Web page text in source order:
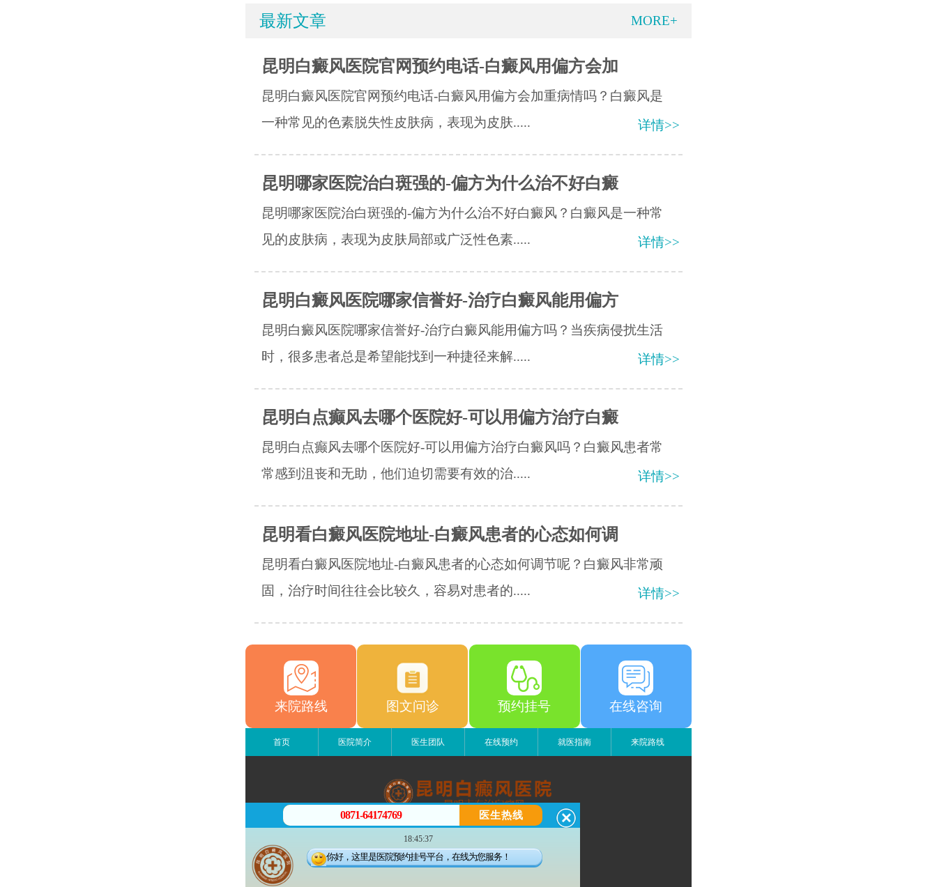
最新文章 MORE+
昆明白癜风医院官网预约电话-白癜风用偏方会加
昆明白癜风医院官网预约电话-白癜风用偏方会加重病情吗？白癜风是
一种常见的色素脱失性皮肤病，表现为皮肤.....
详情>>
昆明哪家医院治白斑强的-偏方为什么治不好白癜
昆明哪家医院治白斑强的-偏方为什么治不好白癜风？白癜风是一种常
见的皮肤病，表现为皮肤局部或广泛性色素.....
详情>>
昆明白癜风医院哪家信誉好-治疗白癜风能用偏方
昆明白癜风医院哪家信誉好-治疗白癜风能用偏方吗？当疾病侵扰生活
时，很多患者总是希望能找到一种捷径来解.....
详情>>
昆明白点癫风去哪个医院好-可以用偏方治疗白癜
昆明白点癫风去哪个医院好-可以用偏方治疗白癜风吗？白癜风患者常
常感到沮丧和无助，他们迫切需要有效的治.....
详情>>
昆明看白癜风医院地址-白癜风患者的心态如何调
昆明看白癜风医院地址-白癜风患者的心态如何调节呢？白癜风非常顽
固，治疗时间往往会比较久，容易对患者的.....
详情>>
来院路线 图文问诊 预约挂号 在线咨询
首页 医院简介 医生团队 在线预约 就医指南 来院路线
昆明白癜风医院
昆明市五华区护国路2号
版权所有：昆明白癜风医院
联系电话：0871-64174769
0871-64174769 医生热线
18:45:37
你好，这里是医院预约挂号平台，在线为您服务！